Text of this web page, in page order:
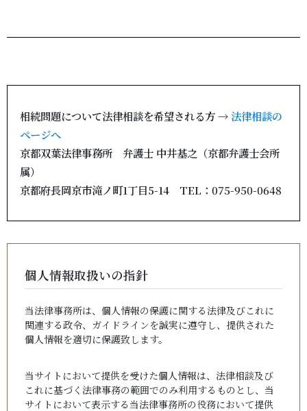
相続問題について法律相談を希望される方 → 法律相談の
ページへ
京都双葉法律事務所 弁護士 中井基之（京都弁護士会所
属）
京都府長岡京市滝ノ町1丁目5-14 TEL：075-950-0648
個人情報取扱いの指針
当法律事務所は、個人情報の保護に関する法律及びこれに
関連する政令、ガイドラインを誠実に遵守し、提供された
個人情報を適切に保護致します。
当サイトにおいて提供を受けた個人情報は、法律相談及び
これに基づく法律事務の範囲でのみ利用するものとし、当
サイトにおいて表示する当法律事務所の役務において提供